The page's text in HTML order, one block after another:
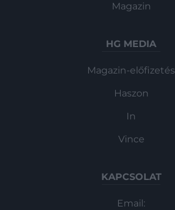
Magazin
HG MEDIA
Magazin-előfizetés
Haszon
In
Vince
KAPCSOLAT
Email: